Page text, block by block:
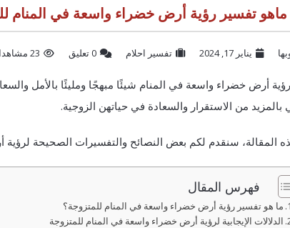
ماهو تفسير رؤية أرض خضراء واسعة في المنام
يناير 17, 2024 تفسير احلام ‫0 تعليق 23 مشاهدات
رؤية أرض خضراء واسعة في المنام شيئًا مبهجًا ومليئًا بالأمل
بالمزيد من الاستقرار والسعادة في حياتهن الزوجية.
المقالة، سنقدم لكم بعض النصائح والتفسيرات الصحيحة
فهرس المقال
ما هو تفسير رؤية أرض خضراء واسعة في المنام للمتزوجة؟
الدلالات الإيجابية لرؤية أرض خضراء واسعة في المنام للمتزوجة